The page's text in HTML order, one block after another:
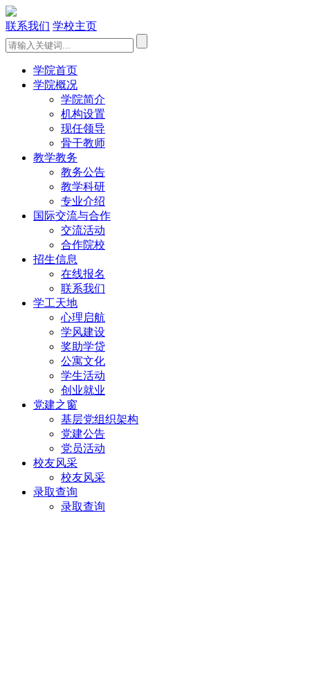
联系我们 学校主页
学院首页
学院概况
学院简介
机构设置
现任领导
骨干教师
教学教务
教务公告
教学科研
专业介绍
国际交流与合作
交流活动
合作院校
招生信息
在线报名
联系我们
学工天地
心理启航
学风建设
奖助学贷
公寓文化
学生活动
创业就业
党建之窗
基层党组织架构
党建公告
党员活动
校友风采
校友风采
录取查询
录取查询